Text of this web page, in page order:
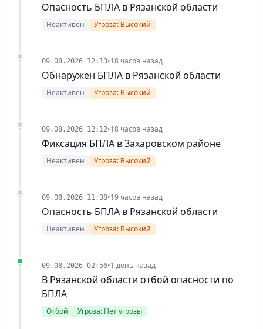
Опасность БПЛА в Рязанской области
Неактивен Угроза: Высокий
09.08.2026 12:13•18 часов назад
Обнаружен БПЛА в Рязанской области
Неактивен Угроза: Высокий
09.08.2026 12:12•18 часов назад
Фиксация БПЛА в Захаровском районе
Неактивен Угроза: Высокий
09.08.2026 11:38•19 часов назад
Опасность БПЛА в Рязанской области
Неактивен Угроза: Высокий
09.08.2026 02:56•1 день назад
В Рязанской области отбой опасности по
БПЛА
Отбой Угроза: Нет угрозы